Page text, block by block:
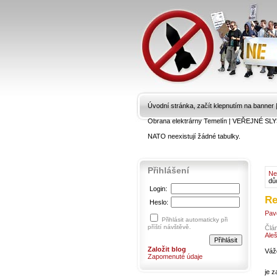
Úvodní stránka, začít klepnutím na banner |
Obrana elektrárny Temelín|VEŘEJNÉ
NATO neexistují žádné tabulky.
je
Přihlášení
Login:
Heslo:
Přihlásit automaticky při
příští návštěvě.
Založit blog
Zapomenuté údaje